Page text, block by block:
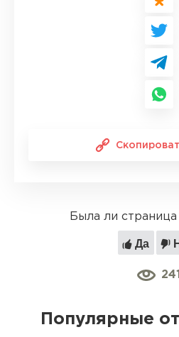
Была ли страница
Да
241
Популярные